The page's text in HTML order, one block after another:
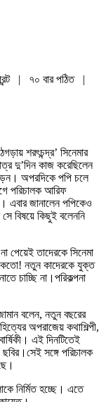
| ৭০ বার পঠিত
|
শরৎচন্দ্র’ সিনেমার
দু’দিন কাজ করেছিলেন
অপরদিকে পপি চলে
পরিচালক আরিফ
এবার জানালেন পপিকেও
বিষয়ে কিছুই বলেননি
পেয়েই তাদেরকে সিনেমা
নতুন কাদেরকে যুক্ত
চাচ্ছি না।পরিকল্পনা
বলেন, নতুন বছরের
অপরাজেয় কথাশিল্পী,
এই দিনটিতেই
সঙ্গে পরিচালক
নির্মিত হচ্ছে। এতে